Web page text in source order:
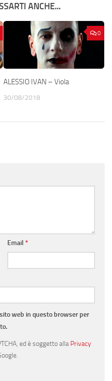
ANCHE...
0
ALESSIO IVAN – Viola
30/08/2018
Email *
web in questo browser per
ed è soggetto alla Privacy